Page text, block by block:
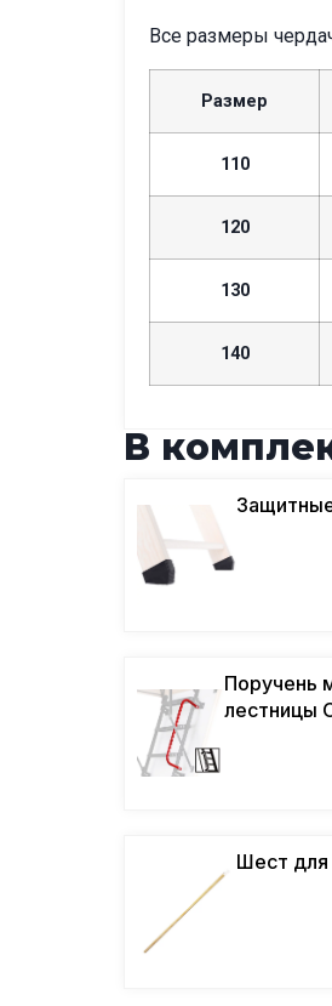
Все размеры
Размер
110
120
130
140
В
Поручень
лестницы
Шест для